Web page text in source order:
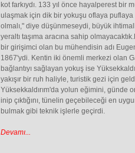
kot farkıydı. 133 yıl önce hayalperest bir
ulaşmak için dik bir yokuşu oflaya
olmalı," diye düşünmeseydi, büyük
yeraltı taşıma aracına sahip
bir girişimci olan bu mühendisin adı
1867'ydi. Kentin iki önemli merkezi olan
bağlantıyı sağlayan yokuş ise
yakışır bir ruh haliyle, turistik gezi için
Yüksekkaldırım'da yolun eğimini, günde
inip çıktığını, tünelin geçebileceği en
bulmak gibi teknik işlerle geçirdi.
Devamı...